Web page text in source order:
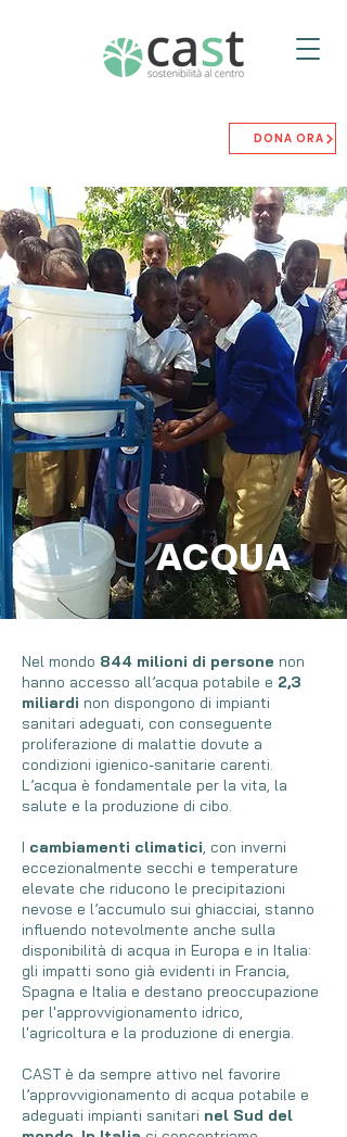
DONA ORA
ACQUA
Nel mondo 844 milioni di persone non
hanno accesso all’acqua potabile e 2,3
miliardi non dispongono di impianti
sanitari adeguati, con conseguente
proliferazione di malattie dovute a
condizioni igienico-sanitarie carenti.
L’acqua è fondamentale per la vita, la
salute e la produzione di cibo.
I cambiamenti climatici, con inverni
eccezionalmente secchi e temperature
elevate che riducono le precipitazioni
nevose e l’accumulo sui ghiacciai, stanno
influendo notevolmente anche sulla
disponibilità di acqua in Europa e in Italia:
gli impatti sono già evidenti in Francia,
Spagna e Italia e destano preoccupazione
per l'approvvigionamento idrico,
l'agricoltura e la produzione di energia.
CAST è da sempre attivo nel favorire
l’approvvigionamento di acqua potabile e
adeguati impianti sanitari nel Sud del